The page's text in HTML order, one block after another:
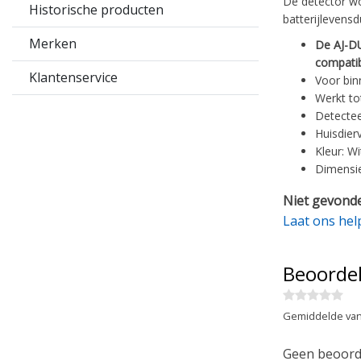
Historische producten
Merken
Klantenservice
De AJ-
Voor
Werkt
Kleur:
Niet
Laat ons
Gemiddelde
Geen